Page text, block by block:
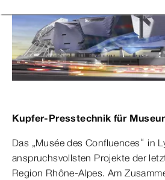
Kupfer-Presstechnik für
Das „Musée des Confluences“ in
anspruchsvollsten Projekte der
Region Rhône-Alpes. Am